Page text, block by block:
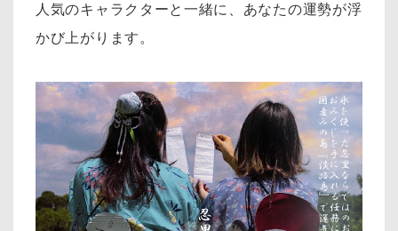
人気のキャラクターと一緒に、あなたの運勢が浮
かび上がります。